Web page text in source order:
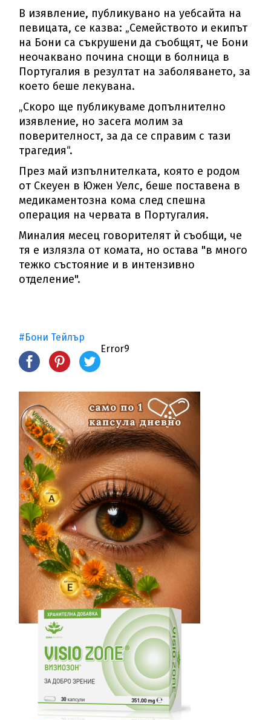
В изявление, публикувано на уебсайта на
певицата, се казва: „Семейството и екипът
на Бони са съкрушени да съобщят, че Бони
неочаквано почина снощи в болница в
Португалия в резултат на заболяването, за
което беше лекувана.
„Скоро ще публикуваме допълнително
изявление, но засега молим за
поверителност, за да се справим с тази
трагедия“.
През май изпълнителката, която е родом
от Скеуен в Южен Уелс, беше поставена в
медикаментозна кома след спешна
операция на червата в Португалия.
Миналия месец говорителят ѝ съобщи, че
тя е излязла от комата, но остава "в много
тежко състояние и в интензивно
отделение".
#Бони Тейлър
Error9